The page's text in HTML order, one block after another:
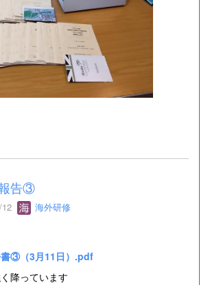
告③
海外研修
書③（3月11日）.pdf
降っています